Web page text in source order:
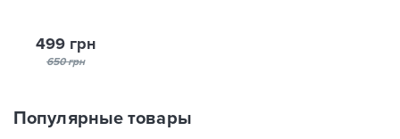
499 грн
650 грн
Популярные товары